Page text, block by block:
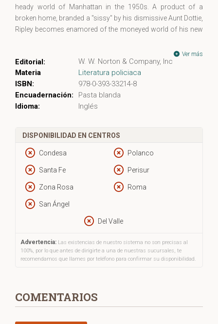
heady world of Manhattan in the 1950s. A product of a
broken home, branded a "sissy" by his dismissive Aunt Dottie,
Ripley becomes enamored of the moneyed world of his new
Ripley is sent to Italy to bring back his libertine pal but grows
enraged by Dickie's ambivalent feelings for Marge, a charming
American dilettante. A dark reworking of Henry James's The
Ambassadors, The Talented Mr. Ripley—immortalized in the
1998 film starring Matt Damon, Jude Law, and Gywneth
Paltrow—is an unforgettable introduction to this debonair
Ver más
Editorial:
W. W. Norton & Company, Inc
Materia
Literatura policiaca
ISBN:
978-0-393-33214-8
Encuadernación:
Pasta blanda
Idioma:
Inglés
DISPONIBILIDAD EN CENTROS
Condesa Polanco
Santa Fe Perisur
Zona Rosa Roma
San Ángel
Del Valle
Advertencia: Las existencias de nuestro sistema no son precisas al
100%, por lo que antes de dirigirte a una de nuestras sucursales, te
recomendamos que llames por teléfono para confirmar su disponibilidad.
COMENTARIOS